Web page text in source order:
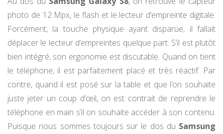
photo de 12 Mpx, le flash et le lecteur d’empreinte digitale.
Forcément, la touche physique ayant disparue, il fallait
déplacer le lecteur d’empreintes quelque part. S’il est plutôt
bien intégré, son ergonomie est discutable. Quand on tient
le téléphone, il est parfaitement placé et très réactif. Par
contre, quand il est posé sur la table et que l’on souhaite
juste jeter un coup d’œil, on est contrait de reprendre le
téléphone en main s’il on souhaite accéder à son contenu.
Puisque nous sommes toujours sur le dos du Samsung